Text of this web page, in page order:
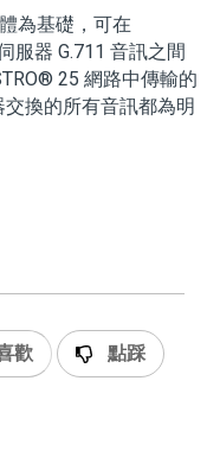
為基礎，可在
服器 G.711 音訊之間
® 25 網路中傳輸的
換的所有音訊都為明
歡 點踩